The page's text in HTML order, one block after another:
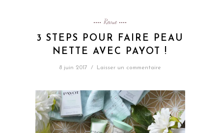
Revue
3 STEPS POUR FAIRE PEAU
NETTE AVEC PAYOT !
8 juin 2017 / Laisser un commentaire